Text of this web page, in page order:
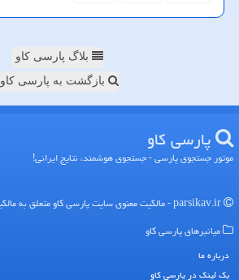
بلاگ پارسی کاو
بازگشت به پارسی کاو
پارسی كاو
موتور جستجوی پارسی - جستجوی هوشمند، نتایج ایرانی!
میانبرهای پارسی كاو
درباره ما
بک لینک در پارسی كاو